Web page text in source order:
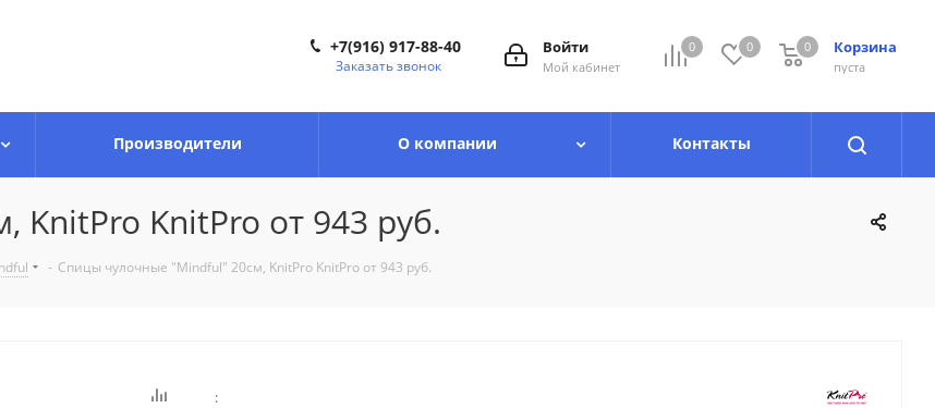
0 0 Корзина
0
пуста
0
Войти
Мой кабинет
+7(916) 917-88-40
Заказать звонок
Производители О компании Контакты
KnitPro от 943 руб.
- Спицы чулочные "Mindful" 20см, KnitPro KnitPro от 943 руб.
: